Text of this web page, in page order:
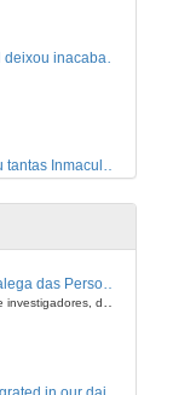
¿Por que Murillo pintou tantas Inmaculadas?
G-Night 2023. Noite Galega das Persoas Investigadoras. Conciencias creativas